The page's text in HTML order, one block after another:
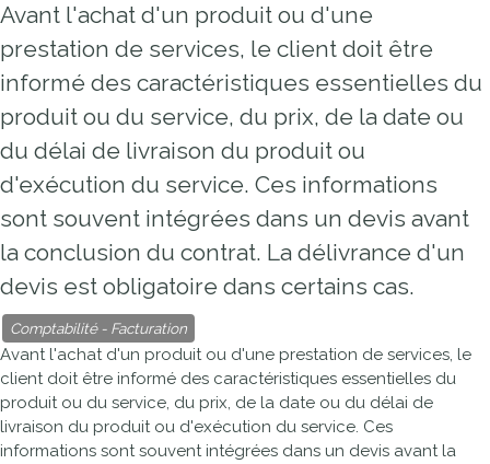
Avant l'achat d'un produit ou d'une
prestation de services, le client doit être
informé des caractéristiques essentielles du
produit ou du service, du prix, de la date ou
du délai de livraison du produit ou
d'exécution du service. Ces informations
sont souvent intégrées dans un devis avant
la conclusion du contrat. La délivrance d'un
devis est obligatoire dans certains cas.
Comptabilité - Facturation
Avant l'achat d'un produit ou d'une prestation de services, le
client doit être informé des caractéristiques essentielles du
produit ou du service, du prix, de la date ou du délai de
livraison du produit ou d'exécution du service. Ces
informations sont souvent intégrées dans un devis avant la